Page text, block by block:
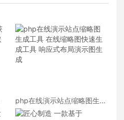
php在线演示站点缩略图生
成工具 在线缩略图快速生成
工具 响应式布局演示图生成